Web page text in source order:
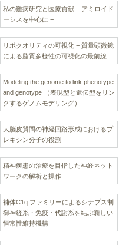
私の難病研究と医療貢献 − アミロイド
ーシスを中心に −
リポクオリティの可視化 − 質量顕微鏡
による脂質多様性の可視化の最前線
Modeling the genome to link phenotype
and genotype （表現型と遺伝型をリン
クするゲノムモデリング）
大脳皮質間の神経回路形成におけるプ
レキシン分子の役割
精神疾患の治療を目指した神経ネット
ワークの解析と操作
補体C1q ファミリーによるシナプス制
御神経系・免疫・代謝系を結ぶ新しい
恒常性維持機構